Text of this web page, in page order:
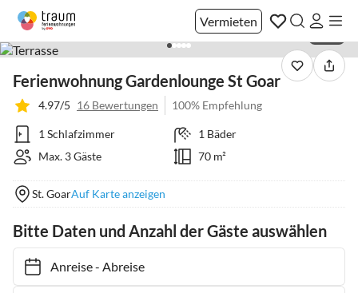
Vermieten
Ferienwohnung Gardenlounge St Goar
4.97/5 16 Bewertungen 100% Empfehlung
1 Schlafzimmer
1 Bäder
Max. 3 Gäste
70 m²
St. GoarAuf Karte anzeigen
Bitte Daten und Anzahl der Gäste auswählen
Anreise- Abreise